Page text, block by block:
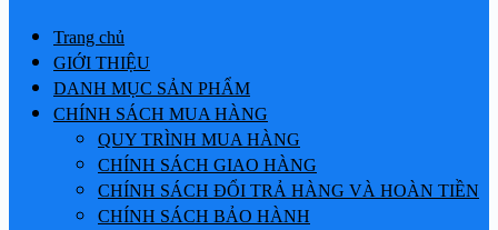
Trang chủ
GIỚI THIỆU
DANH MỤC SẢN PHẨM
CHÍNH SÁCH MUA HÀNG
QUY TRÌNH MUA HÀNG
CHÍNH SÁCH GIAO HÀNG
CHÍNH SÁCH ĐỔI TRẢ HÀNG VÀ HOÀN TIỀN
CHÍNH SÁCH BẢO HÀNH